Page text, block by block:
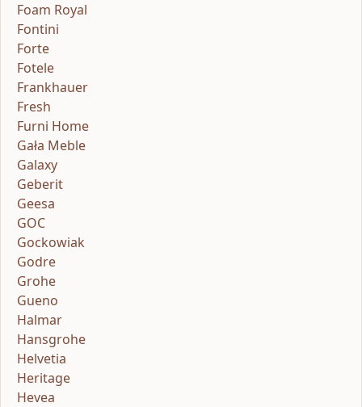
Foam Royal
Fontini
Forte
Fotele
Frankhauer
Fresh
Furni Home
Gała Meble
Galaxy
Geberit
Geesa
GOC
Gockowiak
Godre
Grohe
Gueno
Halmar
Hansgrohe
Helvetia
Heritage
Hevea